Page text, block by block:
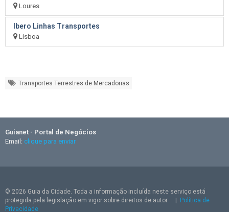
Loures
Ibero Linhas Transportes
Lisboa
Transportes Terrestres de Mercadorias
Guianet - Portal de Negócios
Email: clique para enviar
© 2026 Guia da Cidade. Toda a informação incluída neste serviço está
protegida pela legislação em vigor sobre direitos de autor.
Política de
Privacidade